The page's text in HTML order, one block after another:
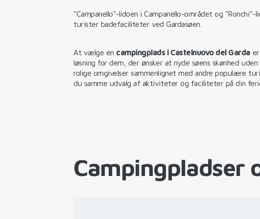
"Campanello"-lidoen i Campanello-området og "Ronchi"-
turister badefaciliteter ved Gardasøen.
At vælge en campingplads i Castelnuovo del Gardaer
løsning for dem, der ønsker at nyde søens skønhed
rolige omgivelser sammenlignet med andre populære
du samme udvalg af aktiviteter og faciliteter på din
Campingpladser